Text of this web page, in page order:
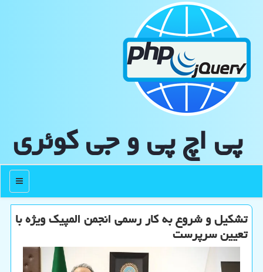
پی اچ پی و جی كوئری
منو
تشکیل و شروع به کار رسمی انجمن المپیک ویژه با
تعیین سرپرست